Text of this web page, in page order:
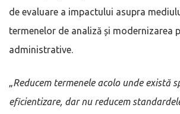
de evaluare a impactului asupra
termenelor de analiză și modernizarea
administrative.
„Reducem termenele acolo unde există
eficientizare, dar nu reducem